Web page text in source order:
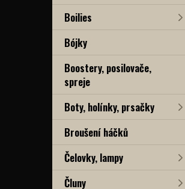
Boilies
Bójky
Boostery, posilovače,
spreje
Boty, holínky, prsačky
Broušení háčků
Čelovky, lampy
Čluny